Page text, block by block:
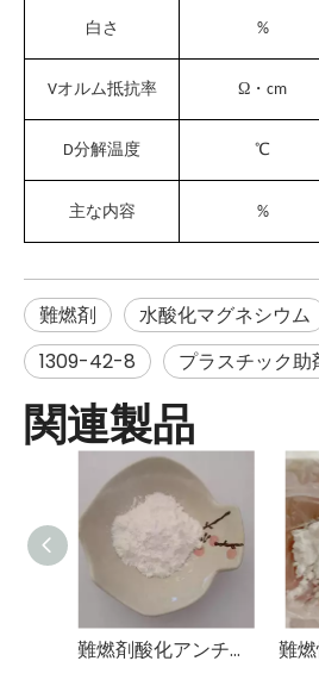
白さ %
Vオルム抵抗率 Ω・ cm
D分解温度 ℃
主な内容 %
難燃剤 水酸化マグネシウム
1309-42-8
プラスチック助
関連製品
難燃剤酸化アンチモン(III) Sb2O3